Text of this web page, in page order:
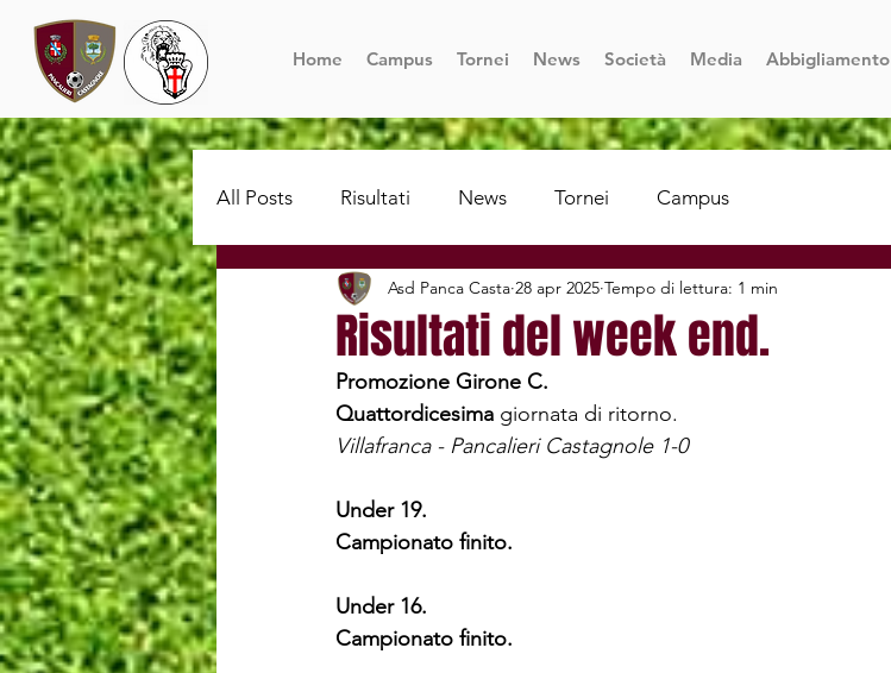
Home Campus Tornei News Società Media Abbigliamento
All Posts Risultati News Tornei Campus
Risultati del week end.
Asd Panca Casta 28 apr 2025 Tempo di lettura: 1 min
Promozione Girone C.
Quattordicesima giornata di ritorno.
Villafranca - Pancalieri Castagnole 1-0
Under 19.
Campionato finito.
Under 16.
Campionato finito.